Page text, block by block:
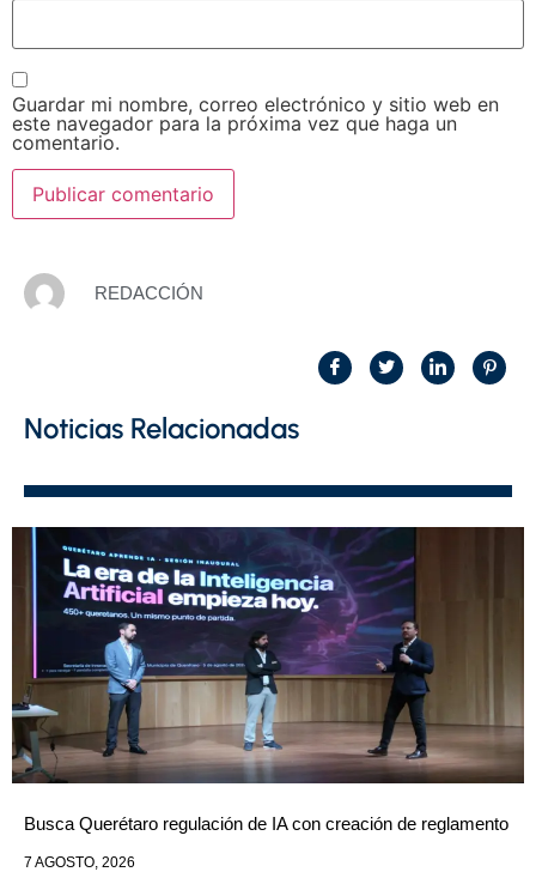
Guardar mi nombre, correo electrónico y sitio web en
este navegador para la próxima vez que haga un
comentario.
REDACCIÓN
Noticias Relacionadas
Busca Querétaro regulación de IA con creación de reglamento
7 AGOSTO, 2026